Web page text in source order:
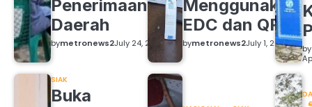
Penerimaan
Daerah
bymetronews2July 24, 2026
Menggunakan
EDC dan QRIS
bymetronews2July 1, 2026 by
SIAK
Buka